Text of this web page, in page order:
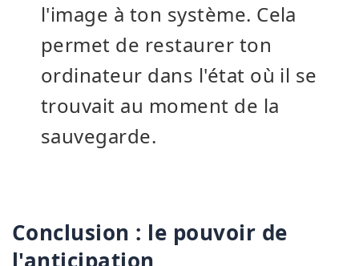
l'image à ton système. Cela
permet de restaurer ton
ordinateur dans l'état où il se
trouvait au moment de la
sauvegarde.
Conclusion : le pouvoir de